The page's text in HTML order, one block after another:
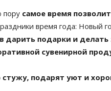
пору самое время
время года: Новый
дарить подарки и делать
сувенирной
подарят уют и